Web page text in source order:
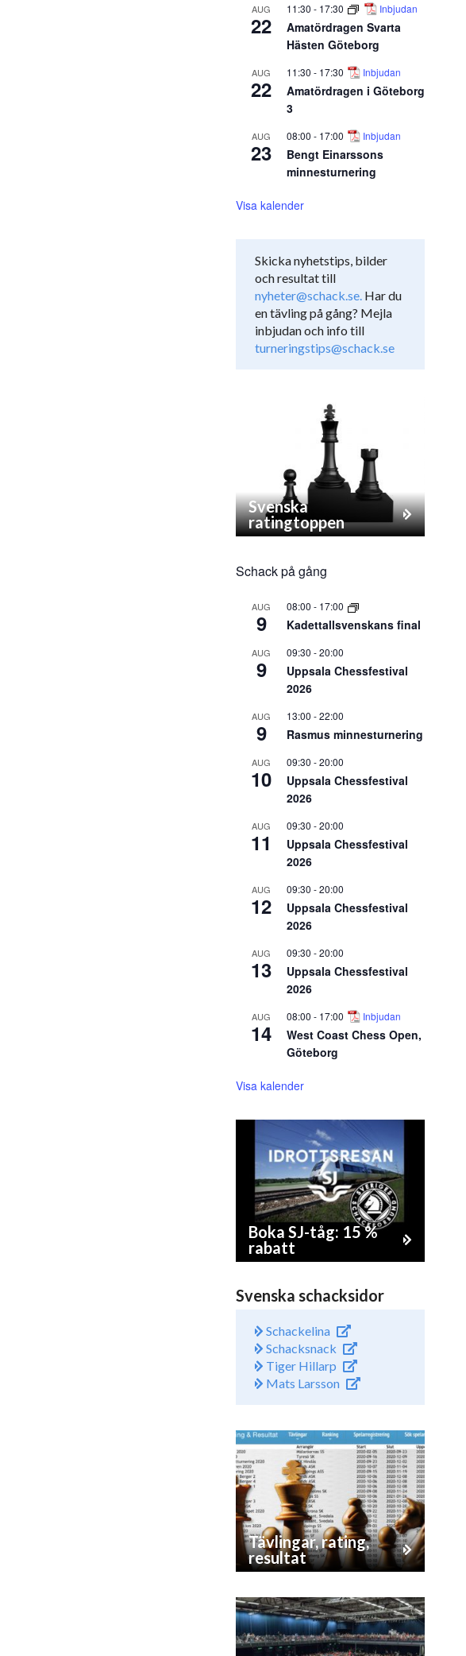
AUG
22
11:30 - 17:30 Inbjudan
Amatördragen Svarta
Hästen Göteborg
AUG
22
11:30 - 17:30 Inbjudan
Amatördragen i Göteborg
3
AUG
23
08:00 - 17:00 Inbjudan
Bengt Einarssons
minnesturnering
Visa kalender
Skicka nyhetstips, bilder
och resultat till
nyheter@schack.se. Har du
en tävling på gång? Mejla
inbjudan och info till
turneringstips@schack.se
Svenska
ratingtoppen
Schack på gång
AUG
9
08:00 - 17:00
Kadettallsvenskans final
AUG
9
09:30 -20:00
Uppsala Chessfestival
2026
AUG
9
13:00 -22:00
Rasmus minnesturnering
AUG
10
09:30 -20:00
Uppsala Chessfestival
2026
AUG
11
09:30 -20:00
Uppsala Chessfestival
2026
AUG
12
09:30 -20:00
Uppsala Chessfestival
2026
AUG
13
09:30 -20:00
Uppsala Chessfestival
2026
AUG
14
08:00 - 17:00 Inbjudan
West Coast Chess Open,
Göteborg
Visa kalender
Boka SJ-tåg: 15 %
rabatt
Svenska schacksidor
Schackelina
Schacksnack
Tiger Hillarp
Mats Larsson
Tävlingar, rating,
resultat